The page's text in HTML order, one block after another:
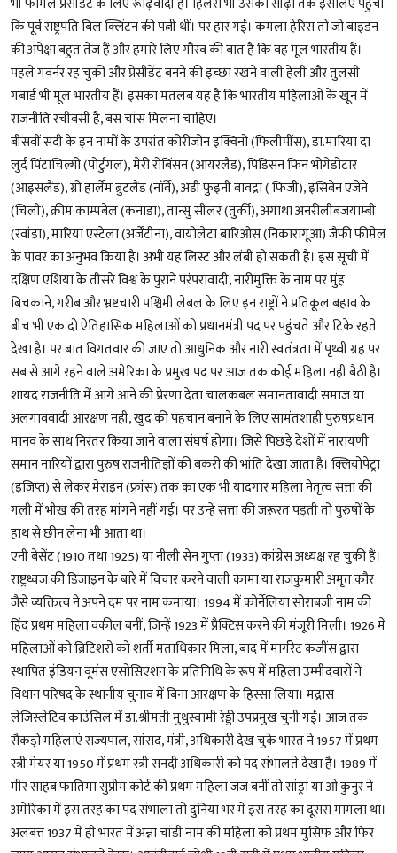
कि पूर्व राष्ट्रपति बिल क्लिंटन की पत्नी थीं। पर हार गईं। कमला हेरिस तो जो बाइडन
की अपेक्षा बहुत तेज हैं और हमारे लिए गौरव की बात है कि वह मूल भारतीय हैं।
पहले गवर्नर रह चुकी और प्रेसीडेंट बनने की इच्छा रखने वाली हेली और तुलसी
गबार्ड भी मूल भारतीय हैं। इसका मतलब यह है कि भारतीय महिलाओं के खून में
राजनीति रचीबसी है, बस चांस मिलना चाहिए।
बीसवीं सदी के इन नामों के उपरांत कोरीजोन इक्विनो (फिलीपींस), डा.मारिया दा
लुर्द पिंटाचिल्गो (पोर्टुगल), मेरी रोबिंसन (आयरलैंड), पिडिसन फिन भोगेडोटार
(आइसलैंड), ग्रो हार्लेम ब्रुटलैंड (नाॅर्वे), अडी फुइनी बावद्रा ( फिजी), इसिबेन एजेने
(चिली), क्रीम काम्पबेल (कनाडा), तान्सु सीलर (तुर्की), अगाथा अनरीलीबजयाम्बी
(रवांडा), मारिया एस्टेला (अर्जेंटीना), वायोलेटा बारिओस (निकारागूआ) जैफी फीमेल
के पावर का अनुभव किया है। अभी यह लिस्ट और लंबी हो सकती है। इस सूची में
दक्षिण एशिया के तीसरे विश्व के पुराने परंपरावादी, नारीमुक्ति के नाम पर मुंह
बिचकाने, गरीब और भ्रष्टचारी पश्चिमी लेबल के लिए इन राष्ट्रों ने प्रतिकूल बहाव के
बीच भी एक दो ऐतिहासिक महिलाओं को प्रधानमंत्री पद पर पहुंचते और टिके रहते
देखा है। पर बात विगतवार की जाए तो आधुनिक और नारी स्वतंत्रता में पृथ्वी ग्रह पर
सब से आगे रहने वाले अमेरिका के प्रमुख पद पर आज तक कोई महिला नहीं बैठी है।
शायद राजनीति में आगे आने की प्रेरणा देता चालकबल समानतावादी समाज या
अलगाववादी आरक्षण नहीं, खुद की पहचान बनाने के लिए सामंतशाही पुरुषप्रधान
मानव के साथ निरंतर किया जाने वाला संघर्ष होगा। जिसे पिछड़े देशों में नारायणी
समान नारियों द्वारा पुरुष राजनीतिज्ञों की बकरी की भांति देखा जाता है। क्लियोपेट्रा
(इजिप्त) से लेकर मेराइन (फ्रांस) तक का एक भी यादगार महिला नेतृत्व सत्ता की
गली में भीख की तरह मांगने नहीं गई। पर उन्हें सत्ता की जरूरत पड़ती तो पुरुषों के
हाथ से छीन लेना भी आता था।
एनी बेसेंट (1910 तथा 1925) या नीली सेन गुप्ता (1933) कांग्रेस अध्यक्ष रह चुकी हैं।
राष्ट्रध्वज की डिजाइन के बारे में विचार करने वाली कामा या राजकुमारी अमृत कौर
जैसे व्यक्तित्व ने अपने दम पर नाम कमाया। 1994 में कोर्नेलिया सोराबजी नाम की
हिंद प्रथम महिला वकील बनीं, जिन्हें 1923 में प्रैक्टिस करने की मंजूरी मिली। 1926 में
महिलाओं को ब्रिटिशरों को शर्ती मताधिकार मिला, बाद में मार्गरेट कजींस द्वारा
स्थापित इंडियन वूमंस एसोसिएशन के प्रतिनिधि के रूप में महिला उम्मीदवारों ने
विधान परिषद के स्थानीय चुनाव में बिना आरक्षण के हिस्सा लिया। मद्रास
लेजिस्लेटिव काउंसिल में डा.श्रीमती मुथुस्वामी रेड्डी उपप्रमुख चुनी गईं। आज तक
सैकड़ो महिलाएं राज्यपाल, सांसद, मंत्री, अधिकारी देख चुके भारत ने 1957 में प्रथम
स्त्री मेयर या 1950 में प्रथम स्त्री सनदी अधिकारी को पद संभालते देखा है। 1989 में
मीर साहब फातिमा सुप्रीम कोर्ट की प्रथम महिला जज बनीं तो सांड्रा या ओ'कुनुर ने
अमेरिका में इस तरह का पद संभाला तो दुनिया भर में इस तरह का दूसरा मामला था।
अलबत्त 1937 में ही भारत में अन्ना चांडी नाम की महिला को प्रथम मुंसिफ और फिर